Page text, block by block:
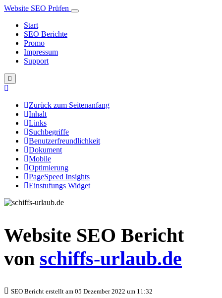
Website SEO Prüfen
Start
SEO Berichte
Promo
Impressum
Support
Zurück zum Seitenanfang
Inhalt
Links
Suchbegriffe
Benutzerfreundlichkeit
Dokument
Mobile
Optimierung
PageSpeed Insights
Einstufungs Widget
Website SEO Bericht
von schiffs-urlaub.de
SEO Bericht erstellt am 05 Dezember 2022 um 11:32